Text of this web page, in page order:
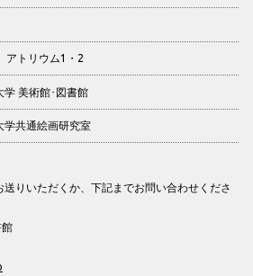
アトリウム1・2
学 美術館･図書館
学共通絵画研究室
送りいただくか、下記までお問い合わせくださ